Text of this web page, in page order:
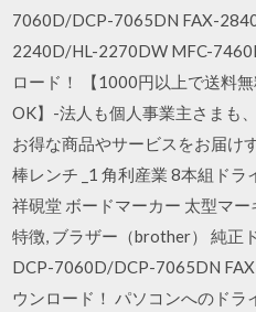
7060D/DCP-7065DN FAX-
2240D/HL-2270DW MFC-
ロード！ 【1000円以上で送料
OK】-法人も個人事業主さまも
お得な商品やサービスをお届け
棒レンチ _1 角利産業 8本組ド
祥硯堂 ボードマーカー 太型マ
特徴, ブラザー（brother） 純正
DCP-7060D/DCP-7065DN
ウンロード！ パソコンへのドラ